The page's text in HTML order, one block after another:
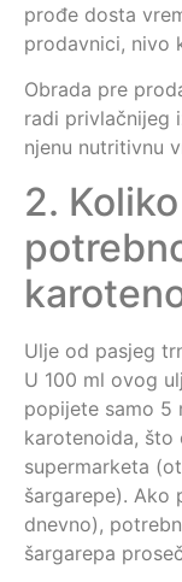
prođe dosta
prodavnici, nivo
Obrada pre
radi privlačnijeg
njenu nutritivnu
2.
Ulje od pasjeg
U 100 ml ovog
popijete samo 5
karotenoida, što
supermarketa
šargarepe). Ako
dnevno),
šargarepa